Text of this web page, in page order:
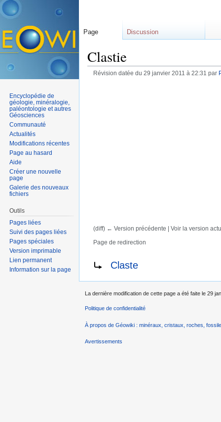
Clastie
Révision datée du 29 janvier 2011 à 22:31 par
(diff) ← Version précédente | Voir la version
Page de redirection
Rediriger vers :
Claste
Page Discussion
Encyclopédie de
géologie, minéralogie,
paléontologie et autres
Géosciences
Communauté
Actualités
Modifications récentes
Page au hasard
Aide
Créer une nouvelle
page
Galerie des nouveaux
fichiers
Outils
Pages liées
Suivi des pages liées
Pages spéciales
Version imprimable
Lien permanent
Information sur la page
La dernière modification de cette page a été faite le 29
Politique de confidentialité
À propos de Géowiki : minéraux, cristaux, roches,
Avertissements